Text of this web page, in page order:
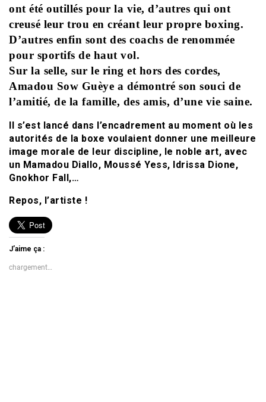
ont été outillés pour la vie, d’autres qui ont
creusé leur trou en créant leur propre boxing.
D’autres enfin sont des coachs de renommée
pour sportifs de haut vol.
Sur la selle, sur le ring et hors des cordes,
Amadou Sow Guèye a démontré son souci de
l’amitié, de la famille, des amis, d’une vie saine.
Il s’est lancé dans l’encadrement au moment où les
autorités de la boxe voulaient donner une meilleure
image morale de leur discipline, le noble art, avec
un Mamadou Diallo, Moussé Yess, Idrissa Dione,
Gnokhor Fall,…
Repos, l’artiste !
J’aime ça :
chargement…